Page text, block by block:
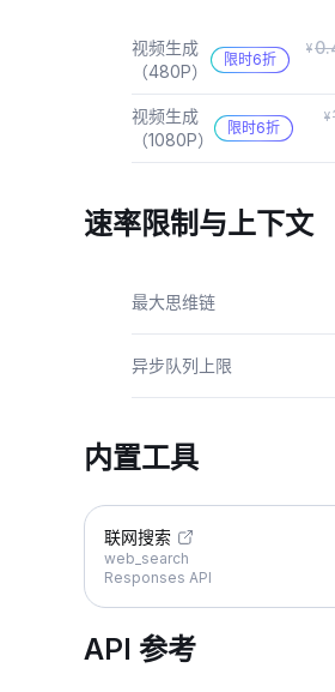
视频生成
（480P）
限时6折
¥
视频生成
（1080P）
限时6折
¥
速率限制与上下文
最大思维链
异步队列上限
内置工具
联网搜索
web_search
Responses API
API 参考